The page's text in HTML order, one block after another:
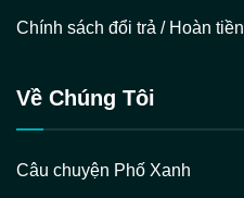
Chính sách đổi trả / Hoàn tiền
Về Chúng Tôi
Câu chuyện Phố Xanh